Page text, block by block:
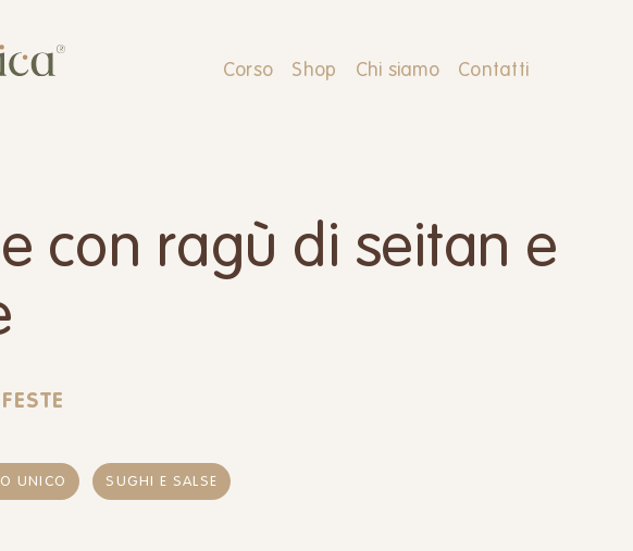
Corso Shop Chi siamo Contatti
con ragù di seitan e
UNICO SUGHI E SALSE